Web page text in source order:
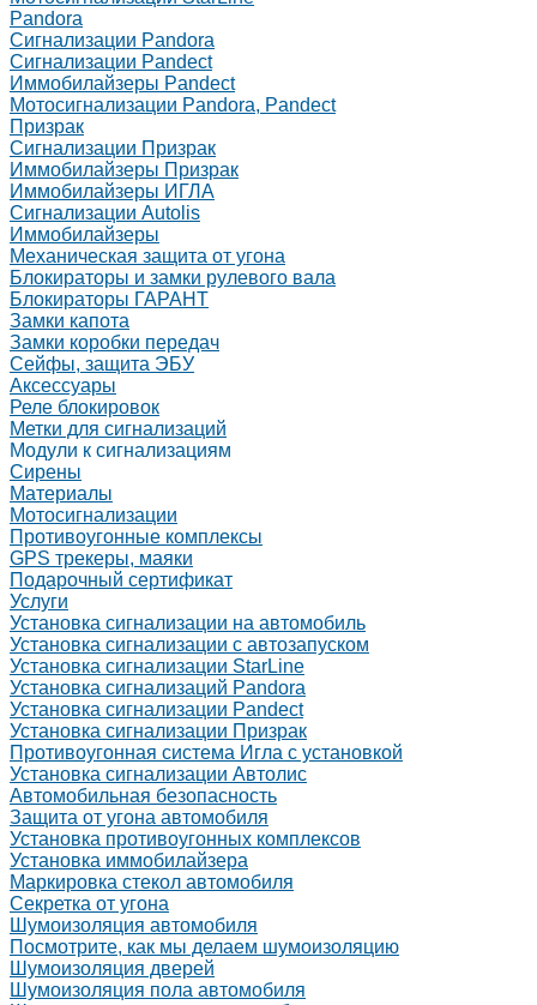
Pandora
Сигнализации Pandora
Сигнализации Pandect
Иммобилайзеры Pandect
Мотосигнализации Pandora, Pandect
Призрак
Сигнализации Призрак
Иммобилайзеры Призрак
Иммобилайзеры ИГЛА
Сигнализации Autolis
Иммобилайзеры
Механическая защита от угона
Блокираторы и замки рулевого вала
Блокираторы ГАРАНТ
Замки капота
Замки коробки передач
Сейфы, защита ЭБУ
Аксессуары
Реле блокировок
Метки для сигнализаций
Модули к сигнализациям
Сирены
Материалы
Мотосигнализации
Противоугонные комплексы
GPS трекеры, маяки
Подарочный сертификат
Услуги
Установка сигнализации на автомобиль
Установка сигнализации с автозапуском
Установка сигнализации StarLine
Установка сигнализаций Pandora
Установка сигнализации Pandect
Установка сигнализации Призрак
Противоугонная система Игла с установкой
Установка сигнализации Автолис
Автомобильная безопасность
Защита от угона автомобиля
Установка противоугонных комплексов
Установка иммобилайзера
Маркировка стекол автомобиля
Секретка от угона
Шумоизоляция автомобиля
Посмотрите, как мы делаем шумоизоляцию
Шумоизоляция дверей
Шумоизоляция пола автомобиля